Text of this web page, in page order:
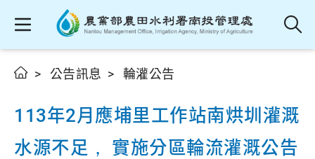
公告訊息 輪灌公告
113年2月應埔里工作站南烘圳灌溉
水源不足， 實施分區輪流灌溉公告